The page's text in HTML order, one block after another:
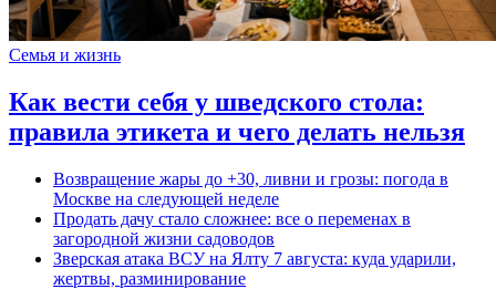
Семья и жизнь
Как вести себя у шведского стола:
правила этикета и чего делать нельзя
Возвращение жары до +30, ливни и грозы: погода в
Москве на следующей неделе
Продать дачу стало сложнее: все о переменах в
загородной жизни садоводов
Зверская атака ВСУ на Ялту 7 августа: куда ударили,
жертвы, разминирование